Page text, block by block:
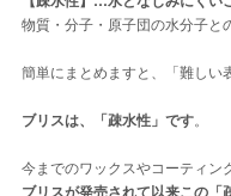
物質・分子・原子団の水分子と
簡単にまとめますと、「難しい
ブリスは、「疎水性」です。
今までのワックスやコーティン
ブリスが発売されて以来この